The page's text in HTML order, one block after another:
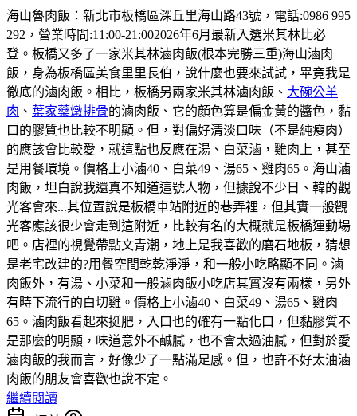
海山魯肉飯：新北市板橋區深丘里海山路43號，電話:0986 995
292，營業時間:11:00-21:002026年6月最新入選米其林比必
登。板橋又多了一家米其林滷肉飯(根本完勝三重)海山滷肉
飯，身為板橋區美食里里長伯，說什麼也要來試試，畢竟我是
徹底的滷肉飯。相比，板橋另兩家米其林滷肉飯、 大碗公羊
肉 、 葉家藥燉排骨的滷肉飯、它的顏色算是偏金黃的醬色，黏
口的膠質也比較不明顯。但，對偏好清淡口味（不是純瘦肉）
的應該會比較愛，就這點也反應在湯、白菜滷，雞肉上，甚至
是用餐環境。價格上小滷40、白菜49、湯65、雞肉65。海山滷
肉飯，坦白說我還真不知道這號人物，但據說不少日、韓的觀
光客會來...其位置說是板橋車站附近的巷弄裡，但其實一般觀
光客應該很少會走到這附近，比較有名的大概就是板橋運動場
吧。店裡的視覺帶點文青潮，地上是我喜歡的磨石地板，猜想
是老宅改建的?用餐空間乾乾淨淨，和一般小吃略顯不同。滷
肉飯外，有湯、小菜和一般滷肉飯小吃店其實沒有兩樣，另外
有時下流行的白切雞。價格上小滷40、白菜49、湯65、雞肉
65。滷肉飯看起來挺肥，入口也的確有一點化口，但黏膠質不
是那麼的明顯，味道意外不鹹膩，也不會太過油膩，但對於愛
滷肉飯的我而言，好像少了一點滿足感。但，也許不好太油滷
肉飯的朋友會喜歡也說不定。
繼續閱讀